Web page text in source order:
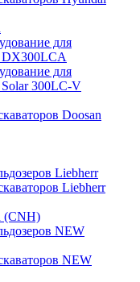
для
DX300LCA
для
Solar 300LC-V
Doosan
Liebherr
Liebherr
(CNH)
NEW
NEW